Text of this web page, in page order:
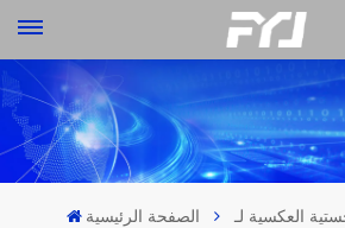
الصفحة الرئيسية